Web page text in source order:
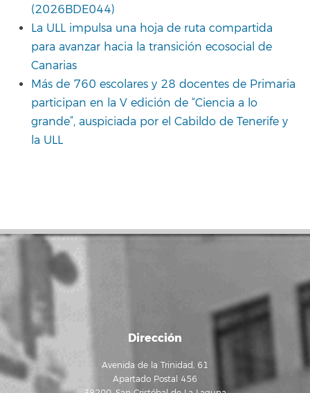
(2026BDE044)
La ULL impulsa una hoja de ruta compartida
para avanzar hacia la transición ecosocial de
Canarias
Más de 760 escolares y 28 docentes de Primaria
participan en la V edición de “Ciencia a lo
grande”, auspiciada por el Cabildo de Tenerife y
la ULL
Dirección
Avenida de la Trinidad, 61
Apartado Postal 456